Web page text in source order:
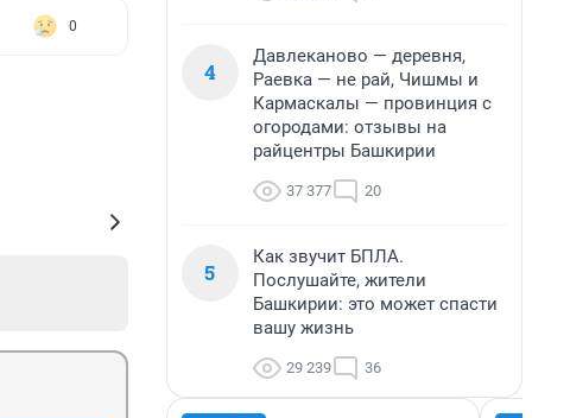
0
4
Давлеканово — деревня,
Раевка — не рай, Чишмы и
Кармаскалы — провинция с
огородами: отзывы на
райцентры Башкирии
37 377 20
5
Как звучит БПЛА.
Послушайте, жители
Башкирии: это может спасти
вашу жизнь
29 239 36